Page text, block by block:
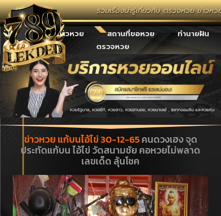
รวมเรื่องน่ารู้เกี่ยวกับ ตรวจหวย ข่าวหวย
เลขเด็ด ข่าวหวย สถานที่ขอหวย
ทำนายฝัน
ตรวจหวย
ข่าวหวย แก้บนไอ้ไข่ 30-12-65คนดวงเฮง จุด
ประทัดแก้บน ไอ้ไข่ วัดสนามชัย คอหวยไม่พลาด
เลขเด็ด ลุ้นโชค